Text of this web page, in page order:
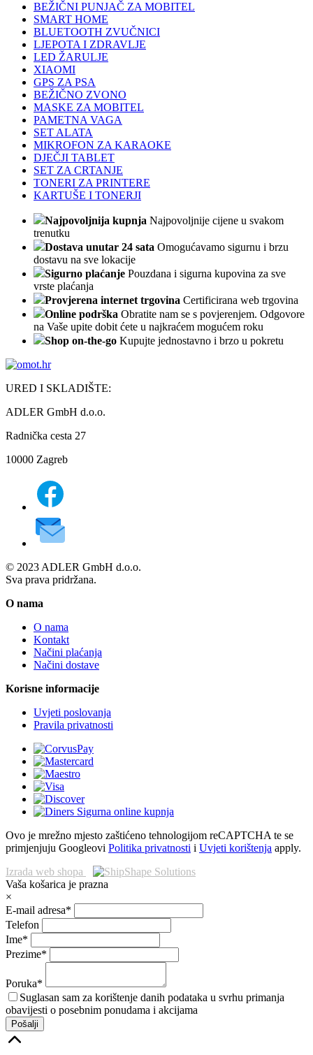
BEŽIČNI PUNJAČ ZA MOBITEL
SMART HOME
BLUETOOTH ZVUČNICI
LJEPOTA I ZDRAVLJE
LED ŽARULJE
XIAOMI
GPS ZA PSA
BEŽIČNO ZVONO
MASKE ZA MOBITEL
PAMETNA VAGA
SET ALATA
MIKROFON ZA KARAOKE
DJEČJI TABLET
SET ZA CRTANJE
TONERI ZA PRINTERE
KARTUŠE I TONERJI
Najpovoljnija kupnja Najpovoljnije cijene u svakom
trenutku
Dostava unutar 24 sata Omogućavamo sigurnu i brzu
dostavu na sve lokacije
Sigurno plaćanje Pouzdana i sigurna kupovina za sve
vrste plaćanja
Provjerena internet trgovina Certificirana web trgovina
Online podrška Obratite nam se s povjerenjem. Odgovore
na Vaše upite dobit ćete u najkraćem mogućem roku
Shop on-the-go Kupujte jednostavno i brzo u pokretu
URED I SKLADIŠTE:
ADLER GmbH d.o.o.
Radnička cesta 27
10000 Zagreb
© 2023 ADLER GmbH d.o.o.
Sva prava pridržana.
O nama
O nama
Kontakt
Načini plaćanja
Načini dostave
Korisne informacije
Uvjeti poslovanja
Pravila privatnosti
Ovo je mrežno mjesto zaštićeno tehnologijom reCAPTCHA te se
primjenjuju Googleovi Politika privatnosti i Uvjeti korištenja apply.
Izrada web shopa
Vaša košarica je prazna
×
E-mail adresa*
Telefon
Ime*
Prezime*
Poruka*
Suglasan sam za korištenje danih podataka u svrhu primanja
obavijesti o posebnim ponudama i akcijama
Pošalji